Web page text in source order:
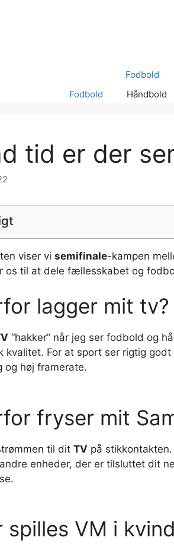
Fodbold
Fodbold
Håndbold
tid er der
viser vi semifinale-kampen
os til at dele fællesskabet og
lagger mit tv?
“hakker” når jeg ser fodbold og
kvalitet. For at sport ser rigtig
og høj framerate.
fryser mit
til dit TV på
enheder, der er tilsluttet dit
spilles VM i